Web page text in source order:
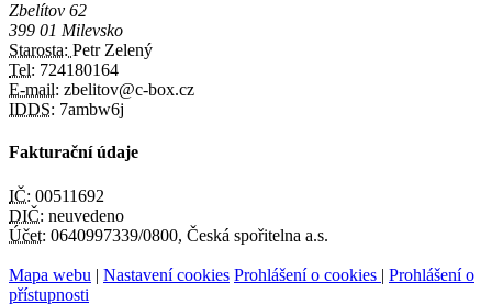
Zbelítov 62
399 01 Milevsko
Starosta: Petr Zelený
Tel: 724180164
E-mail: zbelitov@c-box.cz
IDDS: 7ambw6j
Fakturační údaje
IČ: 00511692
DIČ: neuvedeno
Účet: 0640997339/0800, Česká spořitelna a.s.
Mapa webu | Nastavení cookies Prohlášení o cookies | Prohlášení o
přístupnosti